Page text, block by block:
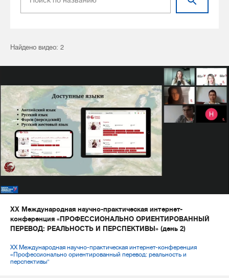
Найдено видео: 2
XX Международная научно-практическая интернет-
конференция «ПРОФЕССИОНАЛЬНО ОРИЕНТИРОВАННЫЙ
ПЕРЕВОД: РЕАЛЬНОСТЬ И ПЕРСПЕКТИВЫ» (день 2)
XX Международная научно-практическая интернет-конференция
«Профессионально ориентированный перевод: реальность и
перспективы"